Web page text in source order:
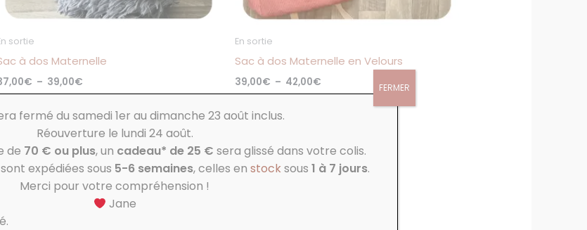
sortie
à dos Maternelle
€ – 39,00€
PERSONNALISER
la
En sortie
Sac à dos Maternelle en Velours
39,00€ – 42,00€
PERSONNALISER
la
du
fermé du samedi 1er au dimanche 23 août inclus.
Réouverture le lundi 24 août.
de 70 € ou plus, un cadeau* de 25 € sera glissé dans votre colis.
expédiées sous 5-6 semaines, celles en stocksous 1 à 7 jours.
Merci pour votre compréhension !
Jane
FERMER